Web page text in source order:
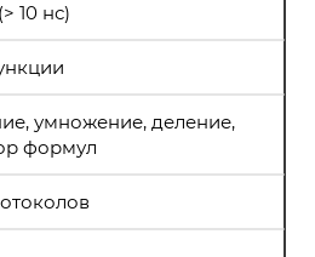
10 нс)
умножение, деление,
формул